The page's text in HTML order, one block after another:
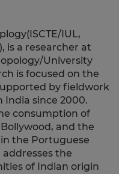
IUL,
is a researcher at
University
is focused on the
by fieldwork
since 2000.
consumption of
and the
the Portuguese
the
of Indian origin